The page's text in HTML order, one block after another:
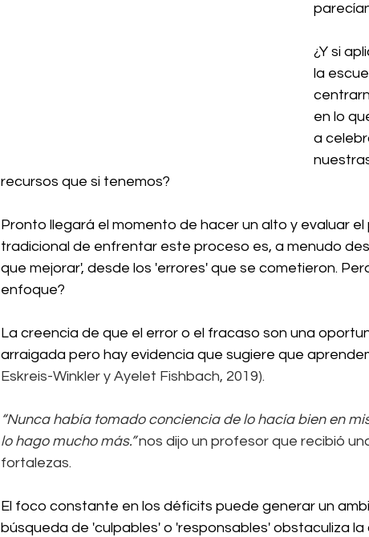
¿Y si
la
en lo
a
recursos que si tenemos?
Pronto llegará el momento de hacer un alto y evaluar
tradicional de enfrentar este proceso es, a menudo
que mejorar', desde los 'errores' que se cometieron.
enfoque?
La creencia de que el error o el fracaso son una
arraigada pero hay evidencia que sugiere que
Eskreis-Winkler y Ayelet Fishbach, 2019).
“Nunca había tomado conciencia de lo hacía bien en
lo hago mucho más.” nos dijo un profesor que recibió
fortalezas.
El foco constante en los déficits puede generar un
búsqueda de 'culpables' o 'responsables' obstaculiza